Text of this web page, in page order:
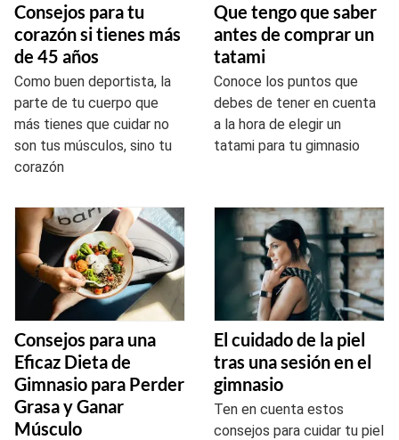
Consejos para tu
corazón si tienes más
de 45 años
Como buen deportista, la
parte de tu cuerpo que
más tienes que cuidar no
son tus músculos, sino tu
corazón
Que tengo que saber
antes de comprar un
tatami
Conoce los puntos que
debes de tener en cuenta
a la hora de elegir un
tatami para tu gimnasio
Consejos para una
Eficaz Dieta de
Gimnasio para Perder
Grasa y Ganar
Músculo
El cuidado de la piel
tras una sesión en el
gimnasio
Ten en cuenta estos
consejos para cuidar tu piel